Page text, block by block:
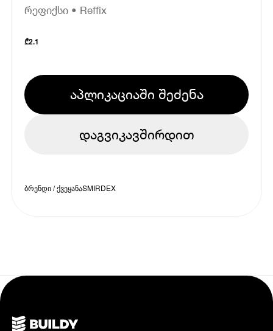
რეფიქსი • Reffix
₾2.1
აპლიკაციაში შეძენა
დაგვიკავშირდით
ბრენდი / ქვეყანაSMIRDEX